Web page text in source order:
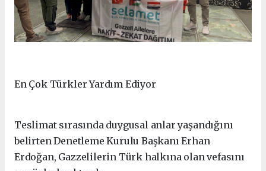
En Çok Türkler Yardım Ediyor
Teslimat sırasında duygusal anlar yaşandığını
belirten Denetleme Kurulu Başkanı Erhan
Erdoğan, Gazzelilerin Türk halkına olan vefasını